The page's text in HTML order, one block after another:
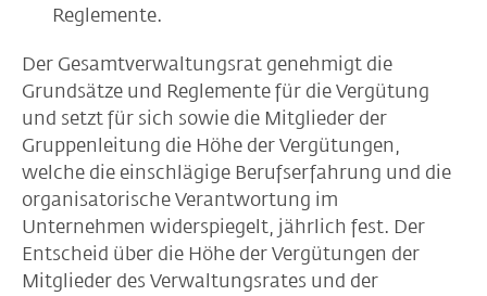
Reglemente.
Der Gesamtverwaltungsrat genehmigt die
Grundsätze und Reglemente für die Vergütung
und setzt für sich sowie die Mitglieder der
Gruppenleitung die Höhe der Vergütungen,
welche die einschlägige Berufserfahrung und die
organisatorische Verantwortung im
Unternehmen widerspiegelt, jährlich fest. Der
Entscheid über die Höhe der Vergütungen der
Mitglieder des Verwaltungsrates und der